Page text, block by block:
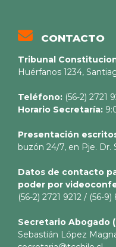
CONTACTO
Tribunal
Huérfanos 1234,
Teléfono: (56-2) 2721
Horario Secretaría:
Presentación
buzón 24/7, en Pje. Dr.
Datos de contacto
poder por
(56-2) 2721 9212 / (56-
Secretario Abogado
Sebastián López